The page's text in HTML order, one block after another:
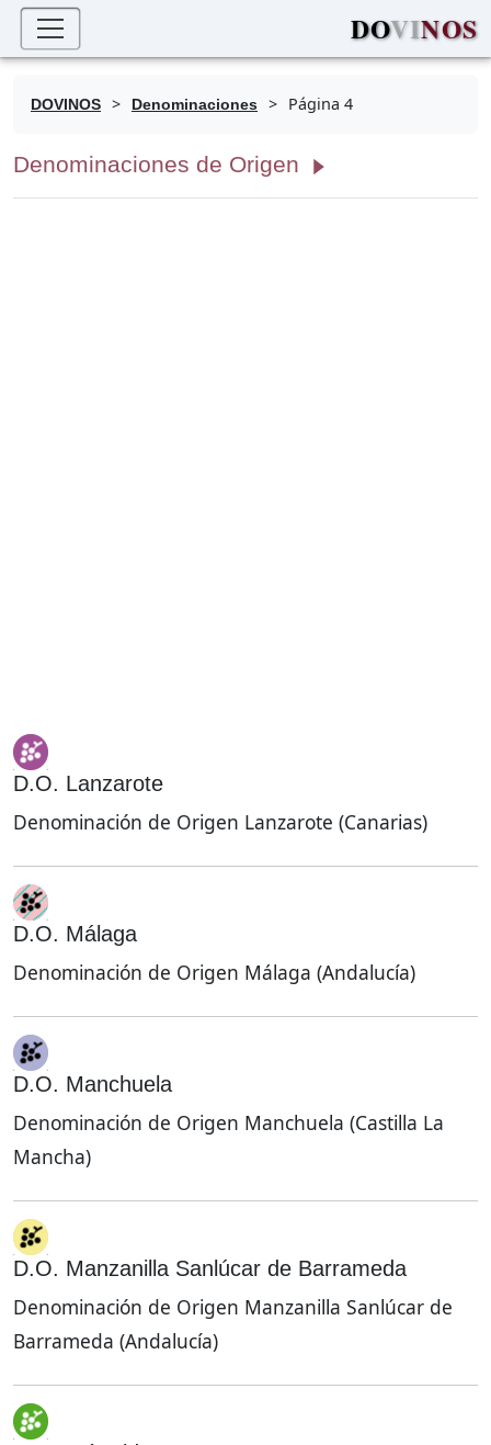
DOVINOS
DOVINOS > Denominaciones > Página 4
Denominaciones de Origen
D.O. Lanzarote
Denominación de Origen Lanzarote (Canarias)
D.O. Málaga
Denominación de Origen Málaga (Andalucía)
D.O. Manchuela
Denominación de Origen Manchuela (Castilla La
Mancha)
D.O. Manzanilla Sanlúcar de Barrameda
Denominación de Origen Manzanilla Sanlúcar de
Barrameda (Andalucía)